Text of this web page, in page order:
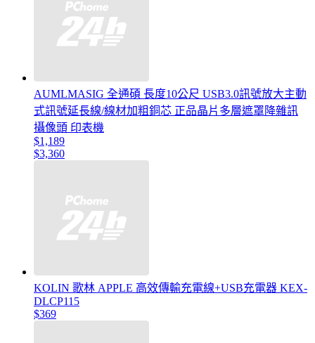
AUMLMASIG 全通碩 長度10公尺 USB3.0訊號放大主動
式訊號延長線/線材加粗銅芯 正品晶片多層遮罩降雜訊
攝像頭 印表機
$1,189
$3,360
KOLIN 歌林 APPLE 高效傳輸充電線+USB充電器 KEX-
DLCP115
$369